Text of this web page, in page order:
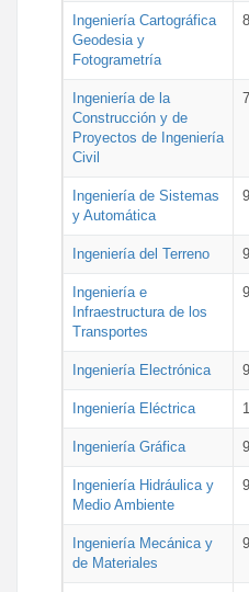
Ingeniería Cartográfica
Geodesia y
Fotogrametría
Ingeniería de la
Construcción y de
Proyectos de Ingeniería
Civil
Ingeniería de Sistemas
y Automática
Ingeniería del Terreno
Ingeniería e
Infraestructura de los
Transportes
Ingeniería Electrónica
Ingeniería Eléctrica
Ingeniería Gráfica
Ingeniería Hidráulica y
Medio Ambiente
Ingeniería Mecánica y
de Materiales